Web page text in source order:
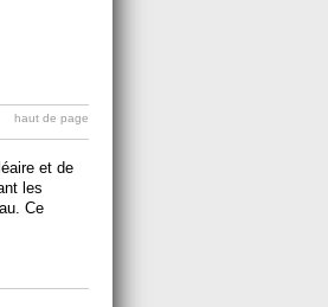
haut de page
et de
les
Ce